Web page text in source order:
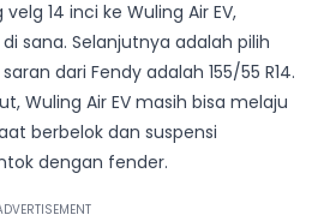
14 inci ke Wuling Air EV,
sana. Selanjutnya adalah pilih
dari Fendy adalah 155/55 R14.
Wuling Air EV masih bisa melaju
berbelok dan suspensi
dengan fender.